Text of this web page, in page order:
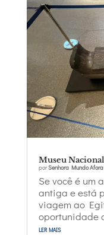
Museu
porSenhora Mundo Afora|
Se você é um
antiga e está
viagem ao
oportunidade
ler mais